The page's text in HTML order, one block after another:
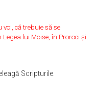
că trebuie să se
lui Moise, în Proroci şi
Scripturile.